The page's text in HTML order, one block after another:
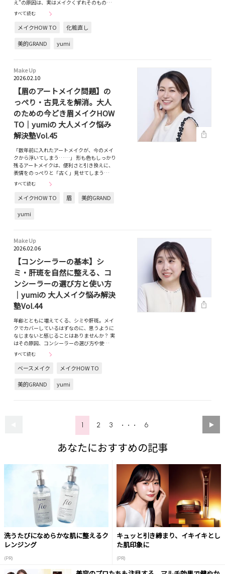
え”の原因は、実はメイクくずれそのもの…
すべて読む
メイクHOW TO
化粧直し
美的GRAND
yumi
Make Up
2026.02.10
【眉のアートメイク問題】の
っぺり・古見えを解消。大人
のための今どき眉メイクHOW
TO｜yumiの 大人メイク悩み
解決塾Vol.45
「数年前に入れたアートメイクが、今のメイ
クから浮いてしまう……」 形も色もしっかり
残るアートメイクは、便利さと引き換えに、
表情をのっぺりと「古く」見せてしまう…
すべて読む
メイクHOW TO 眉
美的GRAND
yumi
Make Up
2026.02.06
【コンシーラーの基本】シ
ミ・肝斑を自然に整える、コ
ンシーラーの選び方と使い方
｜yumiの 大人メイク悩み解決
塾Vol.44
年齢とともに増えてくる、シミや肝斑。メイ
クでカバーしているはずなのに、思うように
なじまないと感じることはありませんか？ 実
はその原因、コンシーラーの選び方や使…
すべて読む
ベースメイク
メイクHOW TO
美的GRAND
yumi
1 2 3 ・・・ 6
あなたにおすすめの記事
洗うたびになめらかな肌に整えるク
レンジング
(PR)
キュッと引き締まり、イキイキとし
た肌印象に
(PR)